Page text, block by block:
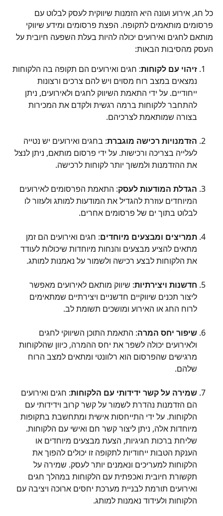
כל חג, אירוע ועונה היא הזמנות שיווקית לעסק לבלוט עם
פרסומים מותאמים לתקופה. הפצת פרסומים ומידע שיווקי
מותאם לחגים ואירועים יכולה להיות בעלת השפעה חיובית על
העסק מהסיבות הבאות:
זיהוי עם לקוחות: חגים ואירועים הם תקופה בה הלקוחות
נמצאים במצב רוח מסוים ויש להם צרכים ורצונות
ייחודיים. על ידי התאמת השיווק לחגים ולאירועים, ניתן
להתחבר ללקוחות ברמה רגשית ולקדם את המכירות
בצורה שמותאמת לצרכיהם.
הזדמנויות רכישה מוגברת: בחגים ואירועים יש נטייה
לעלייה בצריכה ורכישות. על ידי פרסום מותאם, ניתן לנצל
את ההזדמנות ולמשוך יותר לקוחות לרכישה.
הגדלת המודעות לעסק: התאמת הפרסומים לאירועים
המיוחדים עוזרת להגדיל את המודעות למותג ולעזור לו
לבלוט בתוך ים של פרסומים אחרים.
תמריצים ומבצעים מיוחדים: חגים ואירועים הם זמן
מתאים להציע מבצעים והנחות מיוחדות שיכולות לעודד
את הלקוחות לבצע רכישה ולשמור על נאמנות למותג.
חדשנות ויצירתיות: שיווק מותאם לאירועים מאפשר
ליצור תכנים שיווקיים חדשניים ויצירתיים שמתאימים
לרוח החג או האירוע ומושכים תשומת לב.
שיפור יחס המרה: התאמת התוכן השיווקי לחגים
ולאירועים יכולה לשפר את יחס ההמרה, כיוון שהלקוחות
מרגישים שהפרסום הוא רלוונטי ומתאים למצב הרוח
שלהם.
שמירה על קשר ידידותי עם הלקוחות: חגים ואירועים
הם הזדמנות נהדרת לשמור על קשר קרוב וידידותי עם
הלקוחות. על ידי התייחסות אישית ומתחשבת בתקופות
מיוחדות אלה, ניתן ליצור קשר חם ואישי עם הלקוחות.
שליחת ברכות חגיגיות, הצעת מבצעים מיוחדים או
הענקת הטבות ייחודיות לתקופה זו יכולים להפוך את
הלקוחות למעריכים ונאמנים יותר לעסק. שמירה על
תקשורת חיובית ואכפתית עם הלקוחות במהלך חגים
ואירועים תורמת לבניית מערכת יחסים ארוכה ויציבה עם
הלקוחות ולעידוד נאמנות למותג.